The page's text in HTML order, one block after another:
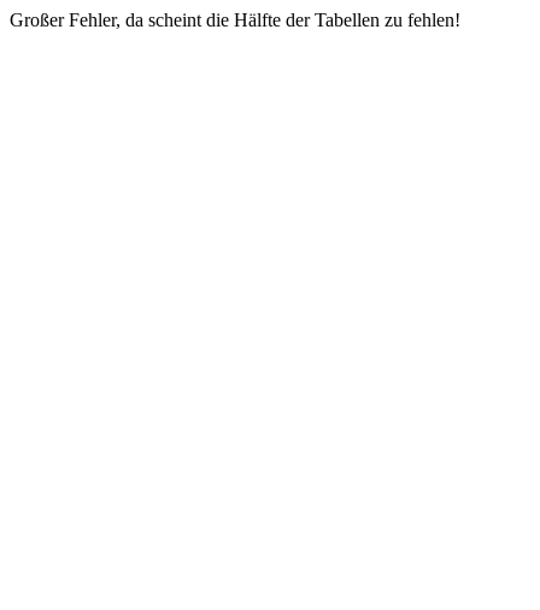
Großer Fehler, da scheint die Hälfte der Tabellen zu fehlen!